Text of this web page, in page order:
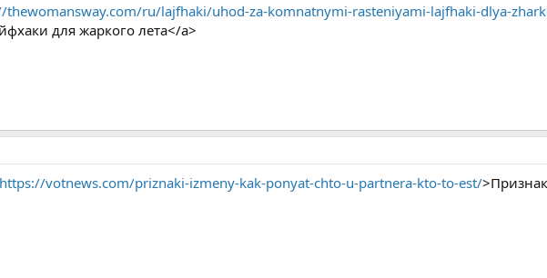
thewomansway.com/ru/lajfhaki/uhod-za-komnatnymi-rasteniyami-lajfhaki-dlya-
для жаркого лета</a>
https://votnews.com/priznaki-izmeny-kak-ponyat-chto-u-partnera-kto-to-est/